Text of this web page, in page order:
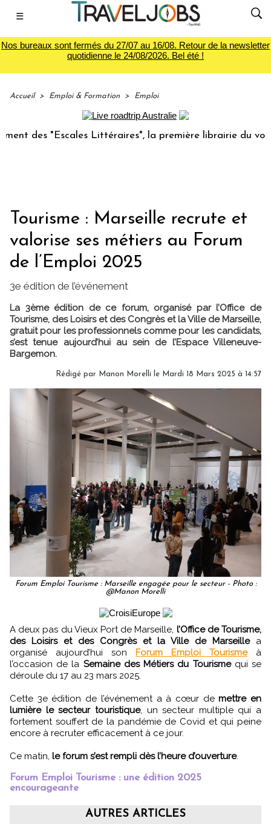
☰
Nos bureaux sont fermés du 27/07 au 16/08. Retour de la newsletter
quotidienne le 24/08/2026. Bel été !
Accueil > Emploi & Formation > Emploi
"Escales Littéraires", la première librairie du voyage
Tourisme : Marseille recrute et
valorise ses métiers au Forum
de l’Emploi 2025
3e édition de l’événement
La 3ème édition de ce forum, organisé par l’Office de
Tourisme, des Loisirs et des Congrès et la Ville de Marseille,
gratuit pour les professionnels comme pour les candidats,
s’est tenue aujourd’hui au sein de l’Espace Villeneuve-
Bargemon.
Rédigé par Manon Morelli le Mardi 18 Mars 2025 à 14:57
Forum Emploi Tourisme : Marseille engagée pour le secteur - Photo :
@Manon Morelli
A deux pas du Vieux Port de Marseille, l’Office de Tourisme,
des Loisirs et des Congrès et la Ville de Marseillea
organisé aujourd’hui son
Forum Emploi Tourismeà
l’occasion de la Semaine des Métiers du Tourismequi se
déroule du 17 au 23 mars 2025.
Cette 3e édition de l’événement a à cœur demettre en
lumière le secteur touristique, un secteur multiple qui a
fortement souffert de la pandémie de Covid et qui peine
encore à recruter efficacement à ce jour.
Ce matin, le forum s’est rempli dès l’heure d’ouverture.
Forum Emploi Tourisme : une édition 2025
encourageante
AUTRES ARTICLES